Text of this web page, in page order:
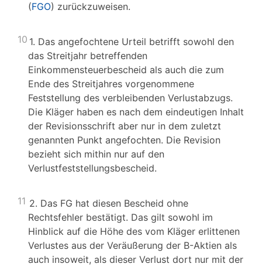
(FGO) zurückzuweisen.
10 1. Das angefochtene Urteil betrifft sowohl den
das Streitjahr betreffenden
Einkommensteuerbescheid als auch die zum
Ende des Streitjahres vorgenommene
Feststellung des verbleibenden Verlustabzugs.
Die Kläger haben es nach dem eindeutigen Inhalt
der Revisionsschrift aber nur in dem zuletzt
genannten Punkt angefochten. Die Revision
bezieht sich mithin nur auf den
Verlustfeststellungsbescheid.
11 2. Das FG hat diesen Bescheid ohne
Rechtsfehler bestätigt. Das gilt sowohl im
Hinblick auf die Höhe des vom Kläger erlittenen
Verlustes aus der Veräußerung der B-Aktien als
auch insoweit, als dieser Verlust dort nur mit der